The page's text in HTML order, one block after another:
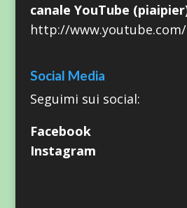
canale YouTube
http://
Social Media
Seguimi sui social:
Facebook
Instagram